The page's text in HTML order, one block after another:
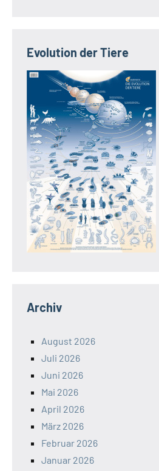
Evolution der Tiere
Archiv
August 2026
Juli 2026
Juni 2026
Mai 2026
April 2026
März 2026
Februar 2026
Januar 2026